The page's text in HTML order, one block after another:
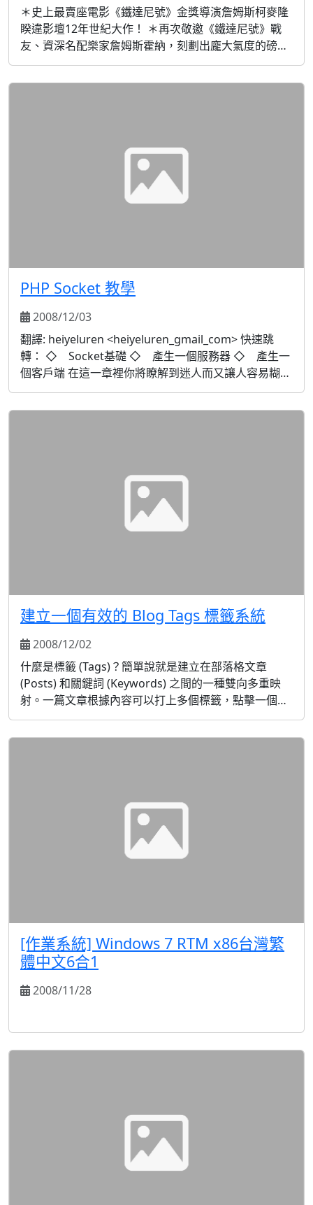
＊史上最賣座電影《鐵達尼號》金獎導演詹姆斯柯麥隆
睽違影壇12年世紀大作！ ＊再次敬邀《鐵達尼號》戰
友、資深名配樂家詹姆斯霍納，刻劃出龐大氣度的磅礴
懾人樂章！
PHP Socket 教學
2008/12/03
翻譯: heiyeluren <heiyeluren_gmail_com> 快速跳
轉： ◇ Socket基礎 ◇ 產生一個服務器 ◇ 產生一
個客戶端 在這一章裡你將瞭解到迷人而又讓人容易糊塗
的套接字（Sockets）。Sockets在PHP中是沒有充分利
用的功能。今天你將看到產生一個能使用客...
建立一個有效的 Blog Tags 標籤系統
2008/12/02
什麼是標籤 (Tags)？簡單說就是建立在部落格文章
(Posts) 和關鍵詞 (Keywords) 之間的一種雙向多重映
射。一篇文章根據內容可以打上多個標籤，點擊一個標
籤可以查看相關的多篇文章。而傳統的分類一般是單屬
性的，文件夾式的。 WordPress 下的分類
[作業系統] Windows 7 RTM x86台灣繁
體中文6合1
2008/11/28